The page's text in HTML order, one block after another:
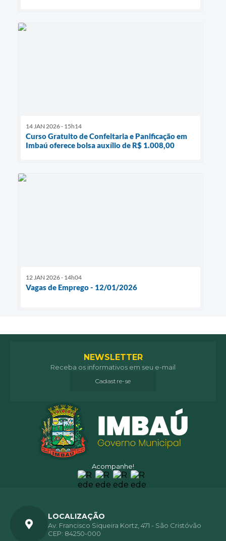
14 JAN 2026 - 15h14
Curso Gratuito de Confeitaria e Panificação em
Imbaú oferece bolsa auxílio de R$ 1.008,00
12 JAN 2026 - 14h04
Vagas de Emprego - 12/01/2026
Acompanhe!
NEWSLETTER
Receba os informativos em seu e-mail
Cadastre-se
LOCALIZAÇÃO
Av. Francisco Siqueira Kortz, 471 - São Cristóvão
CEP: 84250-000